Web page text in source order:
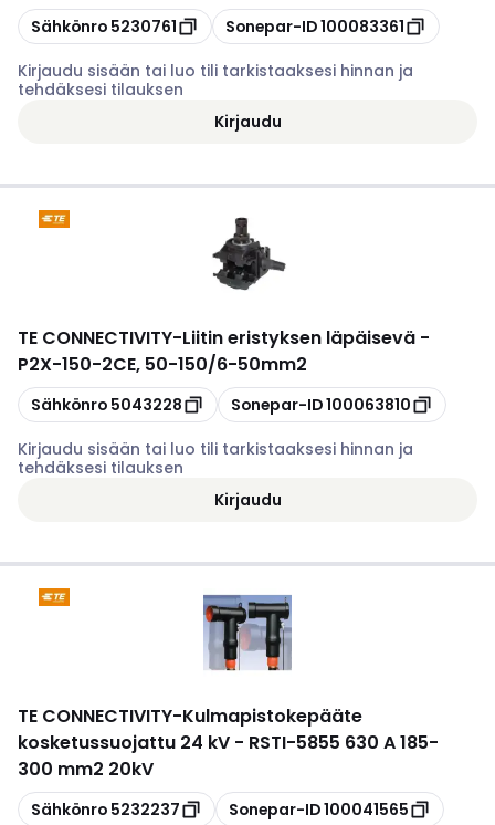
Kopioi
Sähkönro 5230761 Kopioi
Sonepar-ID100083361
Kirjaudu sisään tai luo tili tarkistaaksesi hinnan ja
tehdäksesi tilauksen
Kirjaudu
TE CONNECTIVITY-Liitin eristyksen läpäisevä -
P2X-150-2CE, 50-150/6-50mm2
Kopioi
Sähkönro 5043228 Kopioi
Sonepar-ID100063810
Kirjaudu sisään tai luo tili tarkistaaksesi hinnan ja
tehdäksesi tilauksen
Kirjaudu
TE CONNECTIVITY-Kulmapistokepääte
kosketussuojattu 24 kV - RSTI-5855 630 A 185-
300 mm2 20kV
Kopioi
Sähkönro 5232237 Kopioi
Sonepar-ID100041565